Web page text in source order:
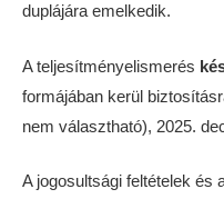
duplájára emelkedik.
A teljesítményelismerés
formájában kerül
nem választható), 2025.
A jogosultsági feltételek és